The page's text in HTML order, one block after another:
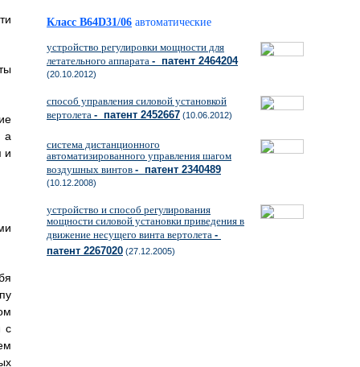
а
и
с
Класс B64D31/06 автоматические
устройство регулировки мощности для
летательного аппарата - патент 2464204
(20.10.2012)
способ управления силовой установкой
вертолета - патент 2452667 (10.06.2012)
система дистанционного
автоматизированного управления шагом
воздушных винтов - патент 2340489
(10.12.2008)
устройство и способ регулирования
мощности силовой установки приведения в
движение несущего винта вертолета -
патент 2267020 (27.12.2005)